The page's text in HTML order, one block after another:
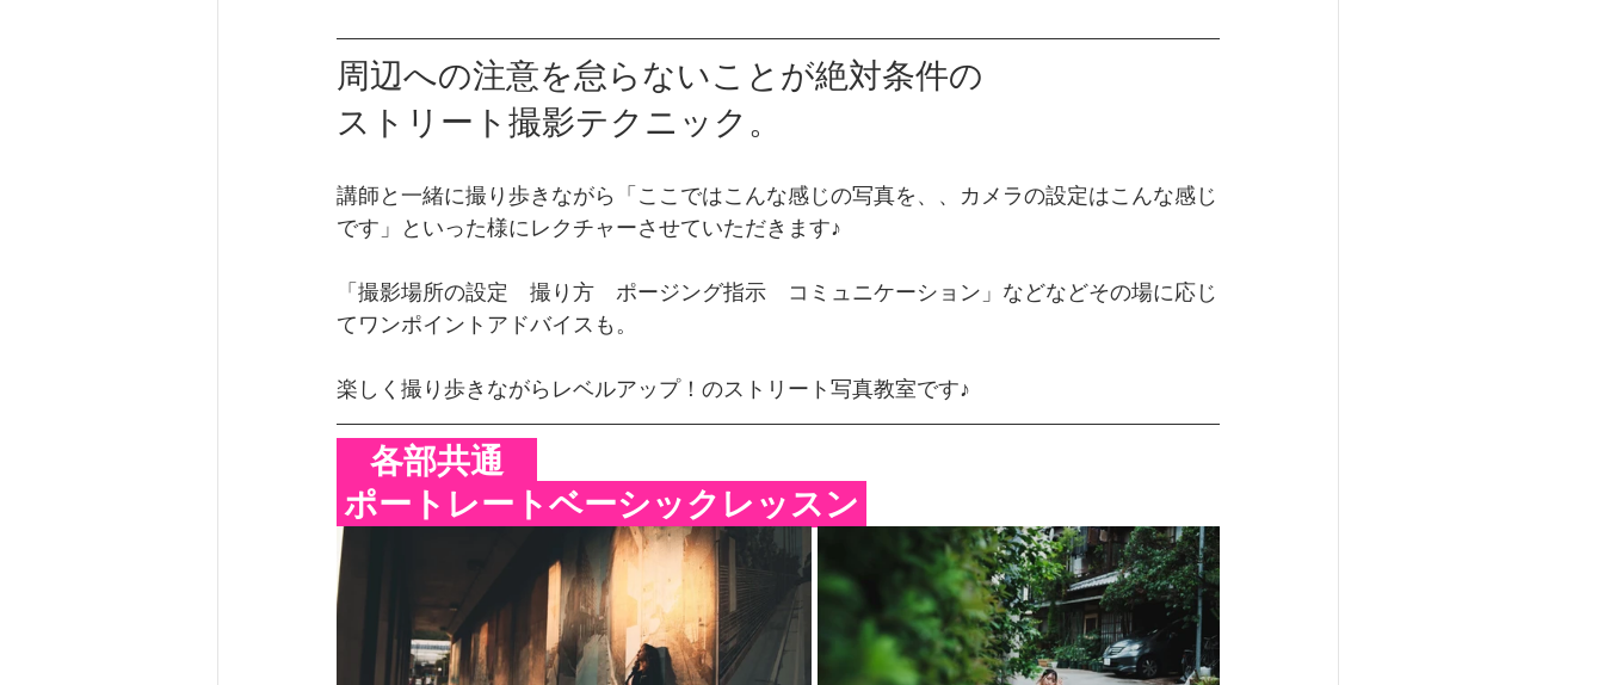
周辺への注意を怠らないことが絶対条件の
ストリート撮影テクニック。
講師と一緒に撮り歩きながら「ここではこんな感じの写真を、、カメラの設定はこんな感じ
です」といった様にレクチャーさせていただきます♪
「撮影場所の設定　撮り方　ポージング指示　コミュニケーション」などなどその場に応じ
てワンポイントアドバイスも。
楽しく撮り歩きながらレベルアップ！のストリート写真教室です♪
各部共通
ポートレートベーシックレッスン